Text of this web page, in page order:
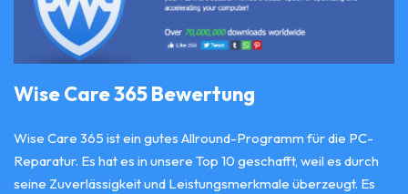
Wise Care 365 Bewertung
Wise Care 365 ist ein gutes Allround-Programm für die PC-
Reparatur. Es hat es in unsere Top 10 geschafft, weil es durch
seine Zuverlässigkeit und Leistungsmerkmale überzeugt. Es